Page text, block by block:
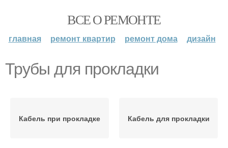
ВСЕ О РЕМОНТЕ
главная ремонт квартир ремонт дома дизайн
Трубы для прокладки
Кабель при прокладке Кабель для прокладки